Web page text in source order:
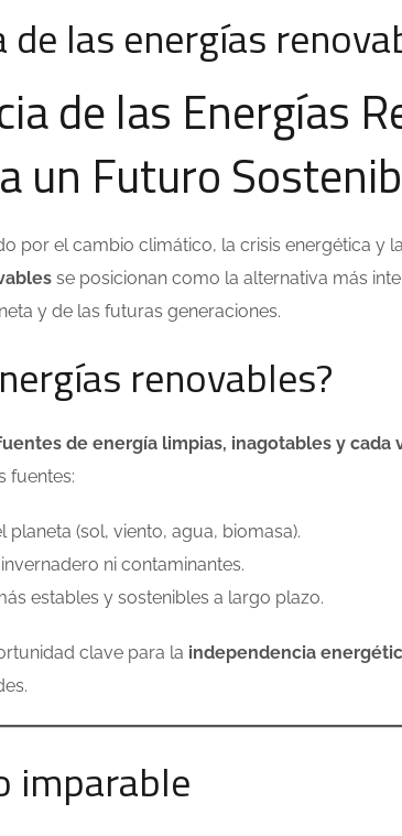
las energías
de las Energías
un Futuro
por el cambio climático, la crisis energética y
se posicionan como la alternativa más
y de las futuras generaciones.
renovables?
de energía limpias, inagotables y cada
fuentes:
planeta (sol, viento, agua, biomasa).
ni contaminantes.
estables y sostenibles a largo plazo.
clave para la independencia
imparable